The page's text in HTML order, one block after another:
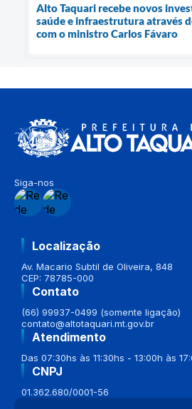
Alto Taquari recebe novos
saúde e infraestrutura através
com o ministro Carlos Fávaro
Siga-nos
Localização
Av. Macario Subtil de Oliveira, 848
CEP: 78785-000
Contato
(66) 99937-0499 (somente ligação)
contato@altotaquari.mt.gov.br
Atendimento
Das 07:30hs às 11:30hs - 13:00h às
CNPJ
01.362.680/0001-56